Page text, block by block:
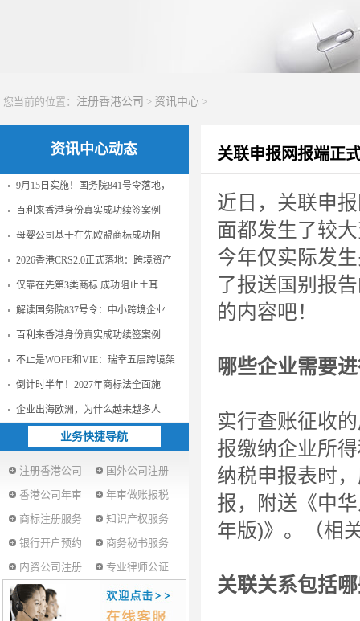
您当前的位置： 注册香港公司 > 资讯中心 >
资讯中心动态
9月15日实施！国务院841号令落地，
百利来香港身份真实成功续签案例
母婴公司基于在先欧盟商标成功阻
2026香港CRS2.0正式落地：跨境资产
仅靠在先第3类商标 成功阻止土耳
解读国务院837号令：中小跨境企业
百利来香港身份真实成功续签案例
不止是WOFE和VIE：瑞幸五层跨境架
倒计时半年！2027年商标法全面施
企业出海欧洲，为什么越来越多人
业务快捷导航
注册香港公司
国外公司注册
香港公司年审
年审做账报税
商标注册服务
知识产权服务
银行开户预约
商务秘书服务
内资公司注册
专业律师公证
关联申报网报端正
近日，关联申
面都发生了较
今年仅实际发
了报送国别报
的内容吧！
哪些企业需要
实行查账征收
报缴纳企业所
纳税申报表时
报，附送《中
年版)》。（相
关联关系包括